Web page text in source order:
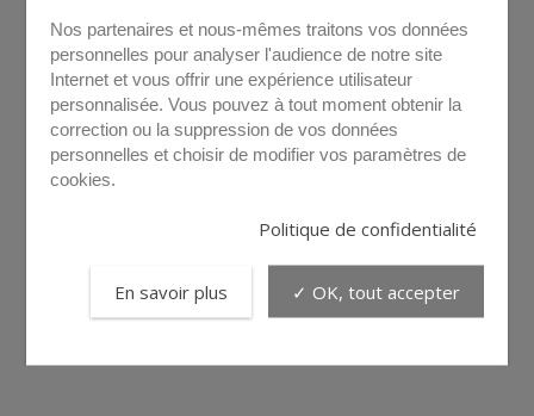
Nos partenaires et nous-mêmes traitons vos données
personnelles pour analyser l'audience de notre site
Internet et vous offrir une expérience utilisateur
personnalisée. Vous pouvez à tout moment obtenir la
correction ou la suppression de vos données
personnelles et choisir de modifier vos paramètres de
cookies.
Politique de confidentialité
En savoir plus ✓ OK, tout accepter